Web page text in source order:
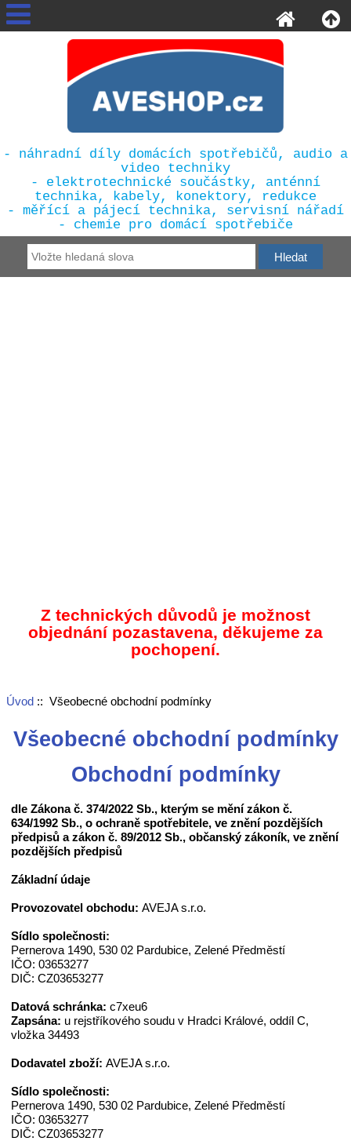
- náhradní díly domácích spotřebičů, audio a
video techniky
- elektrotechnické součástky, anténní
technika, kabely, konektory, redukce
- měřící a pájecí technika, servisní nářadí
- chemie pro domácí spotřebiče
Z technických důvodů je možnost
objednání pozastavena, děkujeme za
pochopení.
Úvod:: Všeobecné obchodní podmínky
Všeobecné obchodní podmínky
Obchodní podmínky
dle Zákona č. 374/2022 Sb., kterým se mění zákon č.
634/1992 Sb., o ochraně spotřebitele, ve znění pozdějších
předpisů a zákon č. 89/2012 Sb., občanský zákoník, ve znění
pozdějších předpisů
Základní údaje
Provozovatel obchodu: AVEJA s.r.o.
Sídlo společnosti:
Pernerova 1490, 530 02 Pardubice, Zelené Předměstí
IČO: 03653277
DIČ: CZ03653277
Datová schránka: c7xeu6
Zapsána: u rejstříkového soudu v Hradci Králové, oddíl C,
vložka 34493
Dodavatel zboží: AVEJA s.r.o.
Sídlo společnosti:
Pernerova 1490, 530 02 Pardubice, Zelené Předměstí
IČO: 03653277
DIČ: CZ03653277